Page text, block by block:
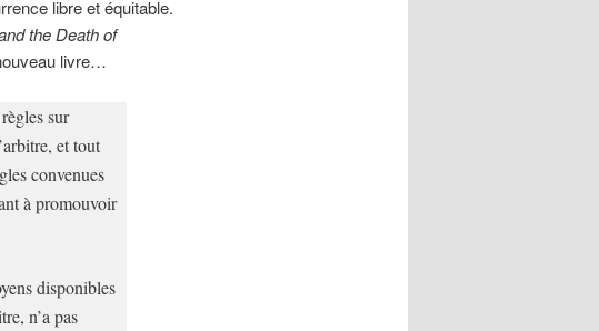
libre et équitable.
the Death of
livre…
sur
et tout
convenues
à promouvoir
disponibles
n’a pas